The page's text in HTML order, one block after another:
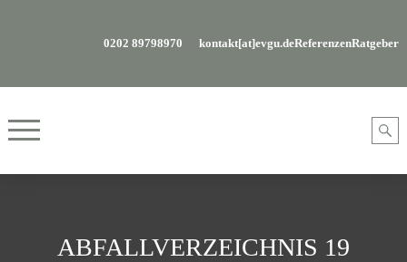
0202 89798970 kontakt[at]evgu.deReferenzenRatgeber
ABFALLVERZEICHNIS 19